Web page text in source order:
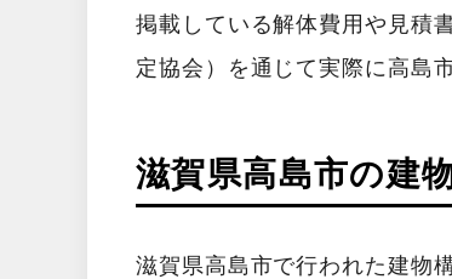
掲載している解体費用や見積
定協会）を通じて実際に高島
滋賀県高島市の建
滋賀県高島市で行われた建物